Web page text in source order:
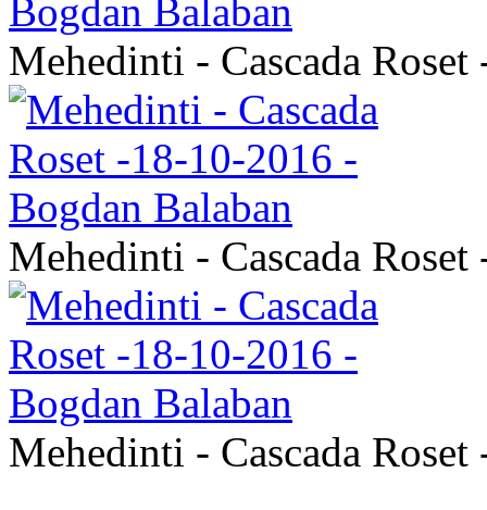
Mehedinti - Cascada
Mehedinti - Cascada
Mehedinti - Cascada